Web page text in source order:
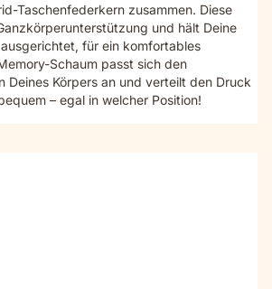
Taschenfederkern zusammen. Diese
und hält Deine
für ein komfortables
Schaum passt sich den
Deines Körpers an und verteilt den Druck
– egal in welcher Position!